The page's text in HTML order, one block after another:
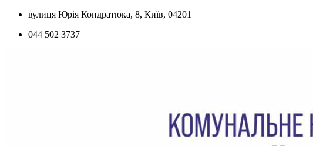
Skip
content
вулиця Юрія Кондратюка, 8, Київ, 04201
044 502 3737